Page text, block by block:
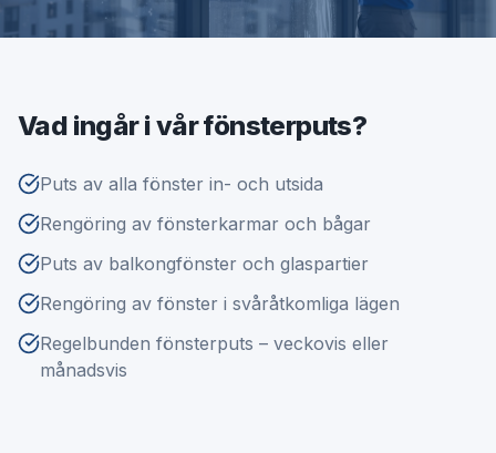
Vad ingår i vår fönsterputs?
Puts av alla fönster in- och utsida
Rengöring av fönsterkarmar och bågar
Puts av balkongfönster och glaspartier
Rengöring av fönster i svåråtkomliga lägen
Regelbunden fönsterputs – veckovis eller
månadsvis